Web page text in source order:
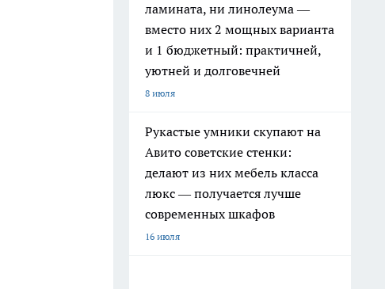
ламината, ни линолеума —
вместо них 2 мощных варианта
и 1 бюджетный: практичней,
уютней и долговечней
8 июля
Рукастые умники скупают на
Авито советские стенки:
делают из них мебель класса
люкс — получается лучше
современных шкафов
16 июля